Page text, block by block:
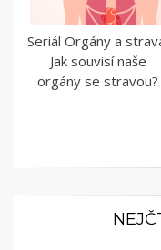
Seriál Orgány a
Jak souvisí naše
orgány se stravou?